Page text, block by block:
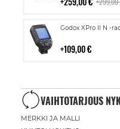
Godox XPro II N -
109,00 €
Lisää
VAIHTOTARJOUS
MERKKI JA MALLI